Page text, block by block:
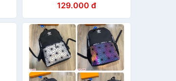
129.000 đ